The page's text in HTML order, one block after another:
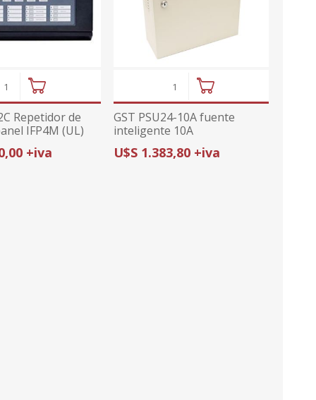
Repetidor de
IFP4M (UL)
+iva
GST PSU24-10A fuente
inteligente 10A
U$S 1.383,80 +iva